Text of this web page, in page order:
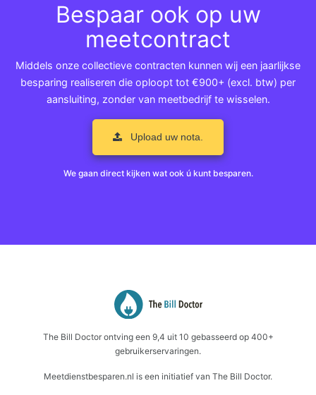
Bespaar ook op uw
meetcontract
Middels onze collectieve contracten kunnen wij een jaarlijkse
besparing realiseren die oploopt tot €900+ (excl. btw) per
aansluiting, zonder van meetbedrijf te wisselen.
Upload uw nota.
We gaan direct kijken wat ook ú kunt besparen.
The Bill Doctorontving een 9,4 uit 10 gebasseerd op 400+
gebruikerservaringen.
Meetdienstbesparen.nl is een initiatief van The Bill Doctor.